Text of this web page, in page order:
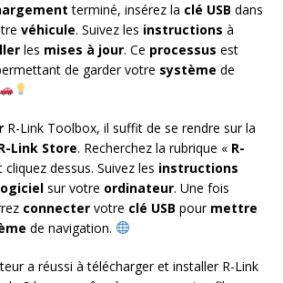
terminé, insérez la clé USB dans
véhicule. Suivez les instructions à
les mises à jour. Ce processus est
de garder votre système de
R-Link Toolbox, il suffit de se rendre sur la
Link Store. Recherchez la rubrique « R-
cliquez dessus. Suivez les instructions
sur votre ordinateur. Une fois
connecter votre clé USB pour mettre
de navigation.
a réussi à télécharger et installer R-Link